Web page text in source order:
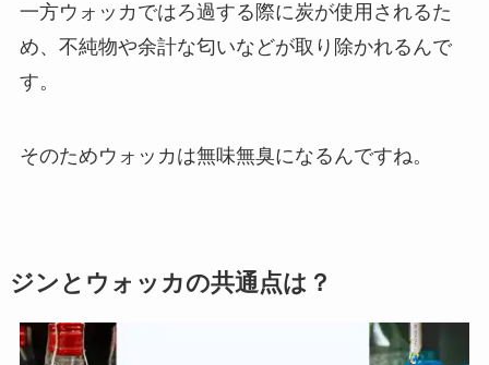
一方ウォッカではろ過する際に炭が使用されるた
め、不純物や余計な匂いなどが取り除かれるんで
す。
そのためウォッカは無味無臭になるんですね。
ジンとウォッカの共通点は？